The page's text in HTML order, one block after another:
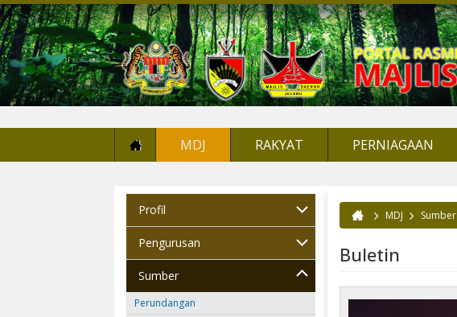
MDJ RAKYAT PERNIAGAAN
Profil
Pengurusan
Sumber
Perundangan
Anda di sini
MDJ Sumber
Buletin